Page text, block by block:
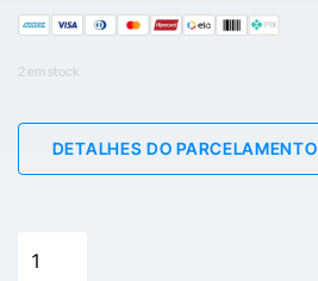
2 em stock
DETALHES DO PARCELAMENTO